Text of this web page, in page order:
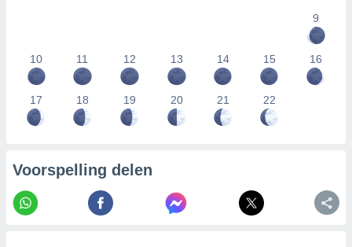
9
10 11 12 13 14 15 16
17 18 19 20 21 22
Voorspelling delen